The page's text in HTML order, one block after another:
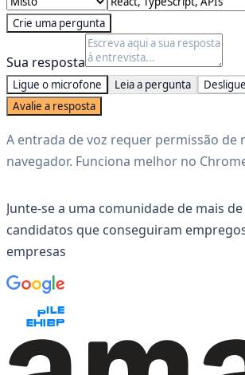
Crie uma pergunta
Sua resposta
Ligue o microfone Leia a pergunta
Avalie a resposta
A entrada de voz requer permissão de
navegador. Funciona melhor no
Junte-se a uma comunidade de mais de
candidatos que conseguiram
empresas